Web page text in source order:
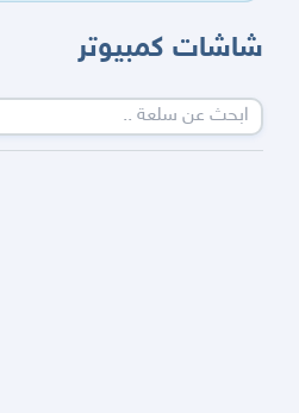
شاشات كمبيوتر